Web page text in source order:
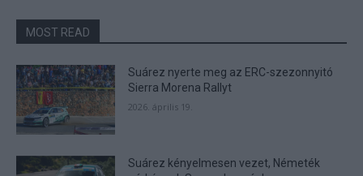
MOST READ
Suárez nyerte meg az ERC-szezonnyitó
Sierra Morena Rallyt
2026. április 19.
Suárez kényelmesen vezet, Németék